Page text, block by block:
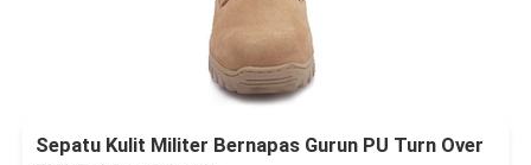
Sepatu Kulit Militer Bernapas Gurun PU Turn Over